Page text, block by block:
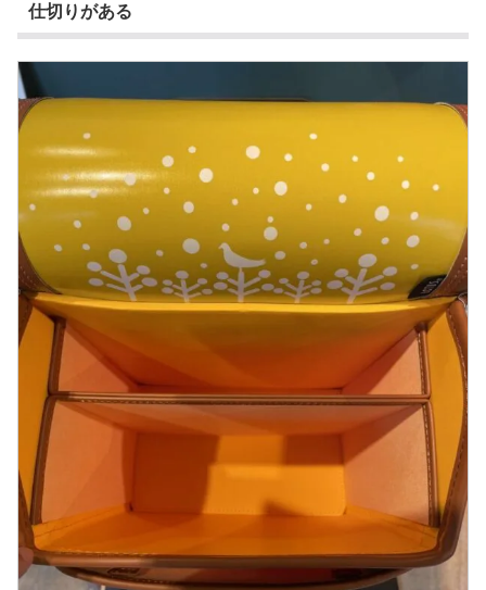
仕切りがある